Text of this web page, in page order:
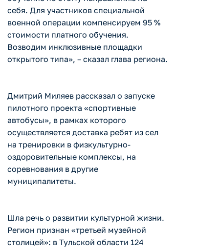
себя. Для участников специальной
военной операции компенсируем 95 %
стоимости платного обучения.
Возводим инклюзивные площадки
открытого типа», – сказал глава региона.
Дмитрий Миляев рассказал о запуске
пилотного проекта «спортивные
автобусы», в рамках которого
осуществляется доставка ребят из сел
на тренировки в физкультурно-
оздоровительные комплексы, на
соревнования в другие
муниципалитеты.
Шла речь о развитии культурной жизни.
Регион признан «третьей музейной
столицей»: в Тульской области 124